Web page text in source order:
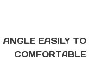
EASILY TO